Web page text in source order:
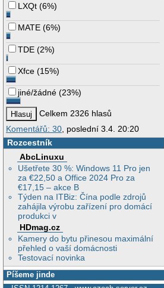
LXQt (6%)
MATE (6%)
TDE (2%)
Xfce (15%)
jiné/žádné (23%)
Celkem 2326 hlasů
Komentářů: 30 , poslední 3.4. 20:20
Rozcestník
AbcLinuxu
Ušetřete 30 %: Windows 11 Pro jen
za €22,50 a Office 2024 Pro za
€17,15 – akce B
Týden na ITBiz: Čína podle zdrojů
zahájila výrobu zařízení pro domácí
produkci v
HDmag.cz
Kamery do bytu přinesou maximální
přehled o vaší domácnosti
Testovací novinka
Píšeme jinde